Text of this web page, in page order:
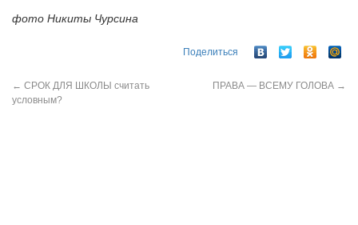
фото Никиты Чурсина
Поделиться
← СРОК ДЛЯ ШКОЛЫ считать
условным?
ПРАВА — ВСЕМУ ГОЛОВА →